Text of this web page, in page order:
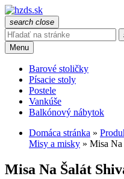
search close
Menu
Barové stoličky
Písacie stoly
Postele
Vankúše
Balkónový nábytok
Domáca stránka »
Misy a misky » Misa Na
Misa Na Šalát